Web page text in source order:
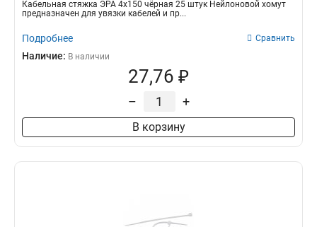
Кабельная стяжка ЭРА 4х150 чёрная 25 штук Нейлоновой хомут
предназначен для увязки кабелей и пр...
Подробнее Сравнить
Наличие: В наличии
27,76 ₽
– +
В корзину